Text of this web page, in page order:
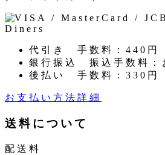
代引き 手数料：440円
銀行振込 振込手数料：
後払い 手数料：330円
お支払い方法詳細
送料について
配送料